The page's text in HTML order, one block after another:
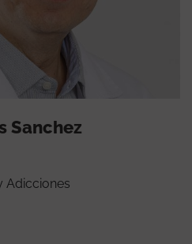
Sanchez
Adicciones